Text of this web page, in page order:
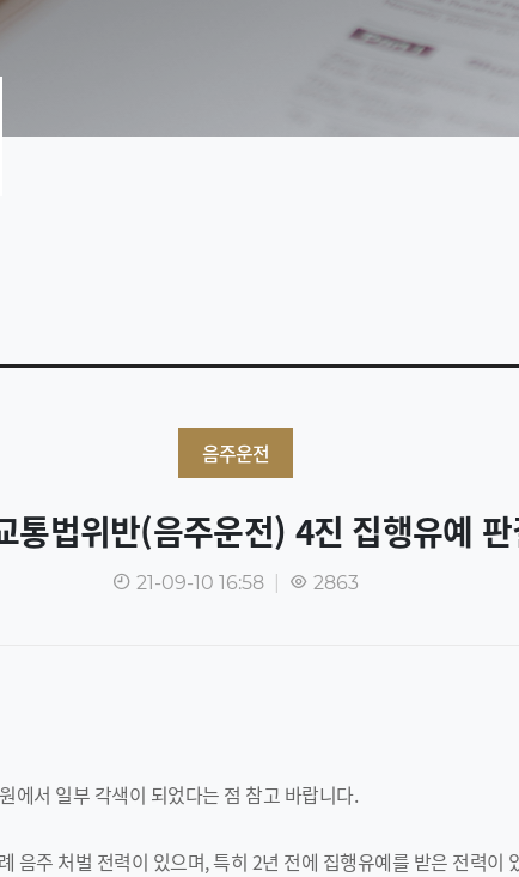
음주운전
통법위반(음주운전) 4진 집행유예
21-09-10 16:58 2863
에서 일부 각색이 되었다는 점 참고 바랍니다.
음주 처벌 전력이 있으며, 특히 2년 전에 집행유예를 받은 전력이